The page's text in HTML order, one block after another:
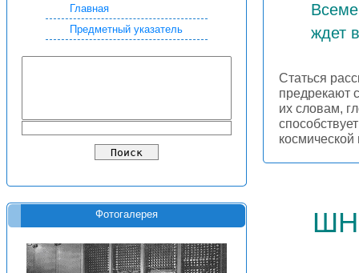
Главная
Предметный указатель
Фотогалерея
ждет
Статься
предрекают
их словам,